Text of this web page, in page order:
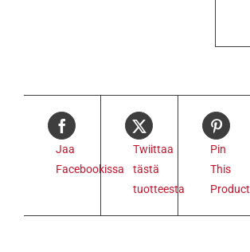
Jaa
Facebookissa
Twiittaa
tästä
tuotteesta
Pin
This
Product